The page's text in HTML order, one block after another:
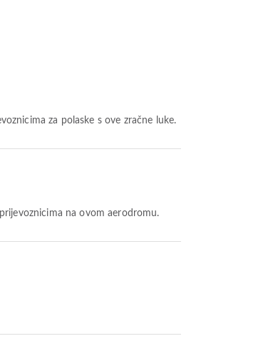
za polaske s ove zračne luke.
na ovom aerodromu.